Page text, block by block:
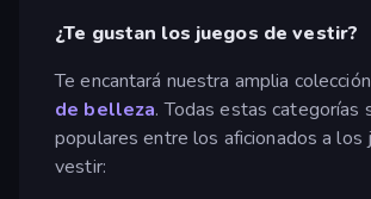
¿Te gustan los juegos de vestir?
Te encantará nuestra amplia
de belleza. Todas estas categorías
populares entre los aficionados a los
vestir: